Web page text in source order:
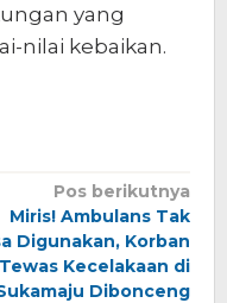
yang
nilai kebaikan.
Pos berikutnya
Miris! Ambulans Tak
Digunakan, Korban
Tewas Kecelakaan di
Dibonceng